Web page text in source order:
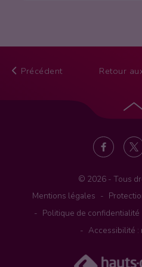
Précédent Retour
© 2026 - Tous
Mentions légales
Politique de confidentialité
Accessibilité :